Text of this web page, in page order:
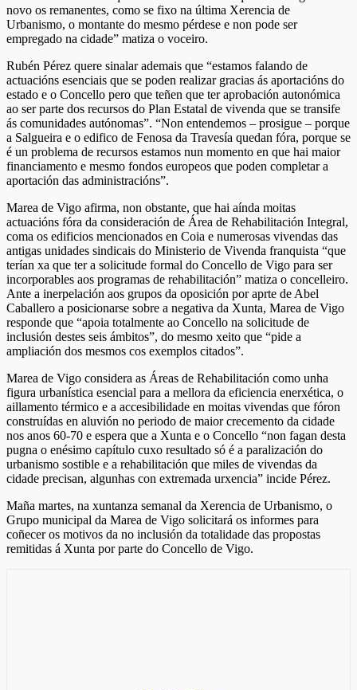
novo os remanentes, como se fixo na última Xerencia de
Urbanismo, o montante do mesmo pérdese e non pode ser
empregado na cidade” matiza o voceiro.
Rubén Pérez quere sinalar ademais que “estamos falando de
actuacións esenciais que se poden realizar gracias ás aportacións do
estado e o Concello pero que teñen que ter aprobación autonómica
ao ser parte dos recursos do Plan Estatal de vivenda que se transife
ás comunidades autónomas”. “Non entendemos – prosigue – porque
a Salgueira e o edifico de Fenosa da Travesía quedan fóra, porque se
é un problema de recursos estamos nun momento en que hai maior
financiamento e mesmo fondos europeos que poden completar a
aportación das administracións”.
Marea de Vigo afirma, non obstante, que hai aínda moitas
actuacións fóra da consideración de Área de Rehabilitación Integral,
coma os edificios mencionados en Coia e numerosas vivendas das
antigas unidades sindicais do Ministerio de Vivenda franquista “que
terían xa que ter a solicitude formal do Concello de Vigo para ser
incorporables aos programas de rehabilitación” matiza o concelleiro.
Ante a inerpelación aos grupos da oposición por aprte de Abel
Caballero a posicionarse sobre a negativa da Xunta, Marea de Vigo
responde que “apoia totalmente ao Concello na solicitude de
inclusión destes seis ámbitos”, do mesmo xeito que “pide a
ampliación dos mesmos cos exemplos citados”.
Marea de Vigo considera as Áreas de Rehabilitación como unha
figura urbanística esencial para a mellora da eficiencia enerxética, o
aillamento térmico e a accesibilidade en moitas vivendas que fóron
construídas en aluvión no periodo de maior crecemento da cidade
nos anos 60-70 e espera que a Xunta e o Concello “non fagan desta
pugna o enésimo capítulo cuxo resultado só é a paralización do
urbanismo sostible e a rehabilitación que miles de vivendas da
cidade precisan, algunhas con extremada urxencia” incide Pérez.
Maña martes, na xuntanza semanal da Xerencia de Urbanismo, o
Grupo municipal da Marea de Vigo solicitará os informes para
coñecer os motivos da no inclusión da totalidade das propostas
remitidas á Xunta por parte do Concello de Vigo.